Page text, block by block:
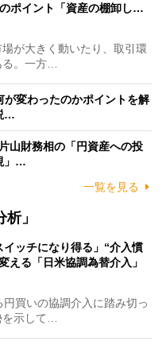
ポイント「資産の棚卸し…
が大きく動いたり、取引環
。一方…
変わったのかポイントを解
…
山財務相の「円資産への投
」…
一覧を見る
」
イッチになり得る」“介入慣
える「日米協調為替介入」
買いの協調介入に踏み切っ
示して…